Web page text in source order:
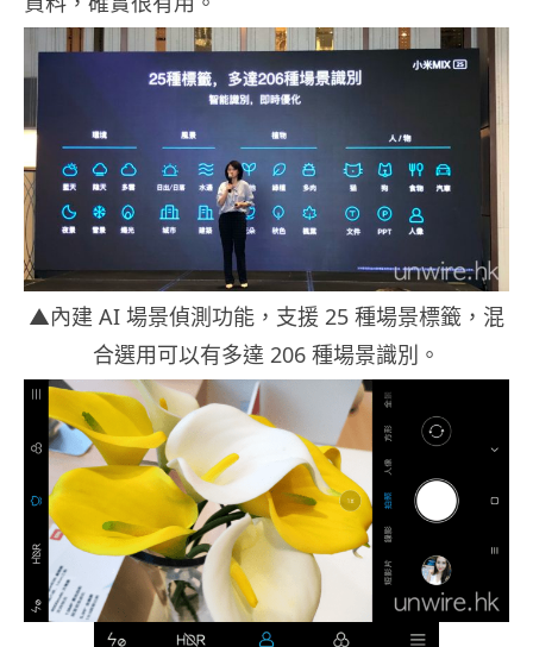
▲內建 AI 場景偵測功能，支援 25 種場景標籤，混
合選用可以有多達 206 種場景識別。